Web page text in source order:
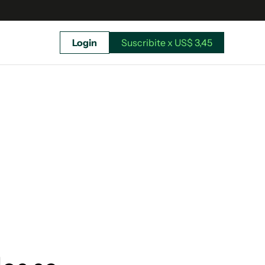
Login Suscribite x US$ 3,45